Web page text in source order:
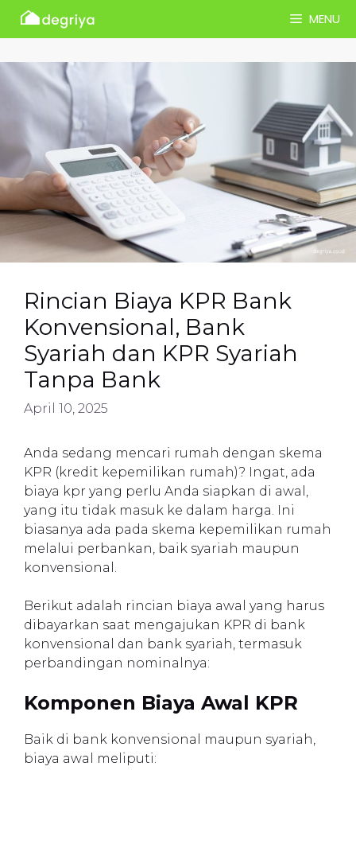
Skip
MENU
Rincian Biaya KPR Bank
Konvensional, Bank
Syariah dan KPR Syariah
Tanpa Bank
April 10, 2025
Anda sedang mencari rumah dengan skema
KPR (kredit kepemilikan rumah)? Ingat, ada
biaya kpr yang perlu Anda siapkan di awal,
yang itu tidak masuk ke dalam harga. Ini
biasanya ada pada skema kepemilikan rumah
melalui perbankan, baik syariah maupun
konvensional.
Berikut adalah rincian biaya awal yang harus
dibayarkan saat mengajukan KPR di bank
konvensional dan bank syariah, termasuk
perbandingan nominalnya:
Komponen Biaya Awal KPR
Baik di bank konvensional maupun syariah,
biaya awal meliputi: